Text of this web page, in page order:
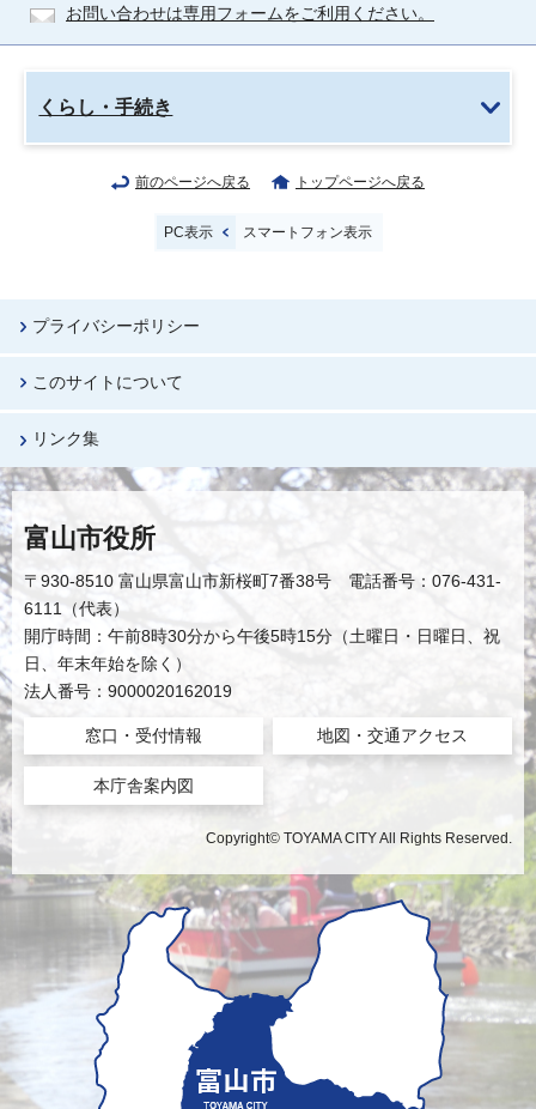
お問い合わせは専用フォームをご利用ください。
くらし・手続き
前のページへ戻る トップページへ戻る
PC表示 スマートフォン表示
プライバシーポリシー
このサイトについて
リンク集
富山市役所
〒930-8510 富山県富山市新桜町7番38号 電話番号：076-431-
6111（代表）
開庁時間：午前8時30分から午後5時15分（土曜日・日曜日、祝
日、年末年始を除く）
法人番号：9000020162019
窓口・受付情報 地図・交通アクセス
本庁舎案内図
Copyright© TOYAMA CITY All Rights Reserved.